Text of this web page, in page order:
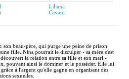
Liliana
Cavani
beau-père, qui purge une peine de prison
fille. Nina pourrait le disculper - sa mère s'est
la relation entre sa fille et son mari -
pouvant ainsi le dominer et le posséder. Elle lui
à l'argent qu'elle gagne en organisant des
sexuelles.